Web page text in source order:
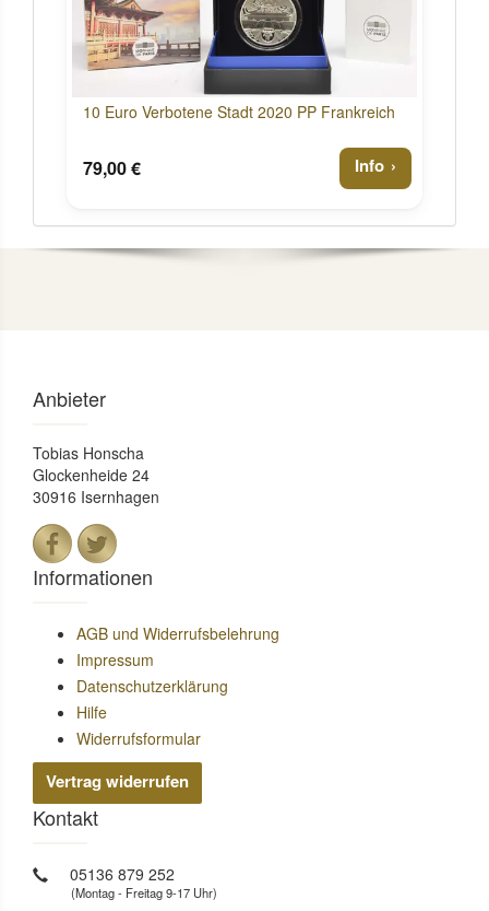
10 Euro Verbotene Stadt 2020 PP Frankreich
79,00 € Info
Anbieter
Tobias Honscha
Glockenheide 24
30916 Isernhagen
Informationen
AGB und Widerrufsbelehrung
Impressum
Datenschutzerklärung
Hilfe
Widerrufsformular
Vertrag widerrufen
Kontakt
05136 879 252
(Montag - Freitag 9-17 Uhr)